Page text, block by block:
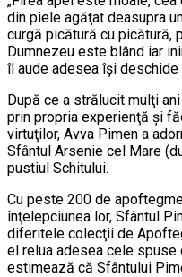
din piele agăţat deasupra
curgă picătură cu picătură,
Dumnezeu este blând iar
îl aude adesea îşi deschide
După ce a strălucit mulţi
prin propria experienţă şi
virtuţilor, Avva Pimen a
Sfântul Arsenie cel Mare
pustiul Schitului.
Cu peste 200 de
înţelepciunea lor, Sfântul
diferitele colecţii de
el relua adesea cele
estimează că Sfântului